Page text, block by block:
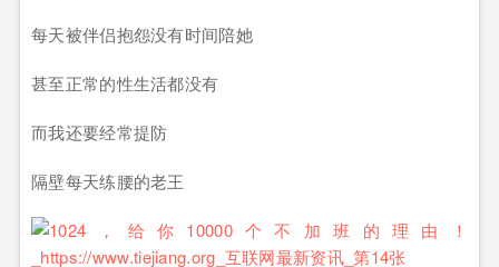
每天被伴侣抱怨没有时间陪她
甚至正常的性生活都没有
而我还要经常提防
隔壁每天练腰的老王